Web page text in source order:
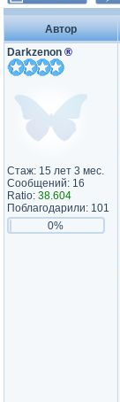
Автор
Darkzenon ®
Стаж: 15 лет 3 мес.
Сообщений: 16
Ratio: 38.604
Поблагодарили: 101
0%